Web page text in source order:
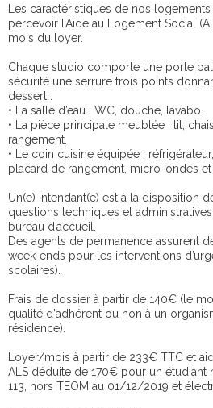
Les caractéristiques de nos
percevoir l’Aide au Logement Social
mois du loyer.
Chaque studio comporte une porte
sécurité une serrure trois points
dessert :
• La salle d’eau : WC, douche, lavabo.
• La pièce principale meublée : lit,
rangement.
• Le coin cuisine équipée :
placard de rangement, micro-ondes et
Un(e) intendant(e) est à la disposition
questions techniques et
bureau d’accueil.
Des agents de permanence assurent
week-ends pour les interventions
scolaires).
Frais de dossier à partir de 140€ (le
qualité d'adhérent ou non à un
résidence).
Loyer/mois à partir de 233€ TTC et
ALS déduite de 170€ pour un étudiant
113, hors TEOM au 01/12/2019 et